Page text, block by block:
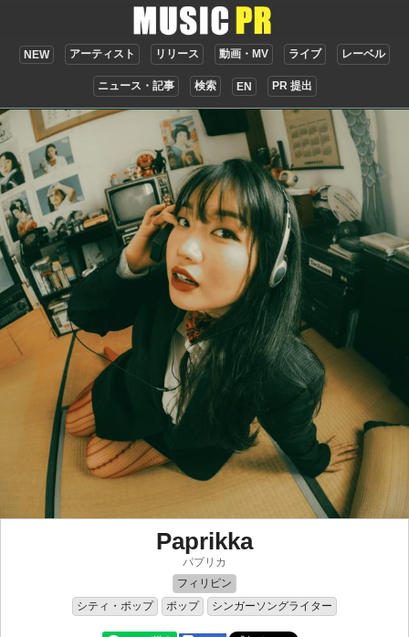
NEW アーティスト リリース 動画・MV ライブ レーベル
ニュース・記事 検索 EN PR 提出
Paprikka
パプリカ
フィリピン
シティ・ポップ
ポップ シンガーソングライター